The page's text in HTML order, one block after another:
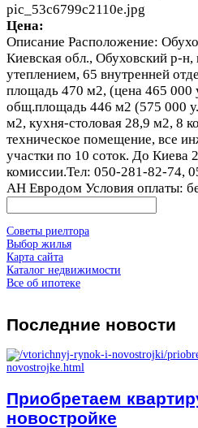
pic_53c6799c2110e.jpg
Цена:
Описание Расположение:
Киевская обл., Обуховский р-
утеплением, 65 внутренней
площадь 470 м2, (цена 465 000
общ.площадь 446 м2 (575 000
м2, кухня-столовая 28,9 м2, 8
техническое помещение, все
участки по 10 соток. До Киева
комиссии.Тел: 050-281-82-74,
АН Евродом Условия оплаты:
Советы риелтора
Выбор жилья
Карта сайта
Каталог недвижимости
Все об ипотеке
Последние новости
Приобретаем
новостройке